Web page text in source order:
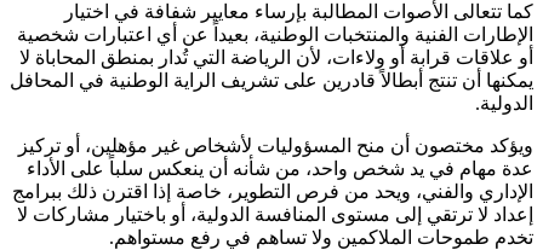
كما تتعالى الأصوات المطالبة بإرساء معايير شفافة في اختيار
الإطارات الفنية والمنتخبات الوطنية، بعيداً عن أي اعتبارات شخصية
أو علاقات قرابة أو ولاءات، لأن الرياضة التي تُدار بمنطق المحاباة لا
يمكنها أن تنتج أبطالاً قادرين على تشريف الراية الوطنية في المحافل
الدولية.
ويؤكد مختصون أن منح المسؤوليات لأشخاص غير مؤهلين، أو تركيز
عدة مهام في يد شخص واحد، من شأنه أن ينعكس سلباً على الأداء
الإداري والفني، ويحد من فرص التطوير، خاصة إذا اقترن ذلك ببرامج
إعداد لا ترتقي إلى مستوى المنافسة الدولية، أو باختيار مشاركات لا
تخدم طموحات الملاكمين ولا تساهم في رفع مستواهم.